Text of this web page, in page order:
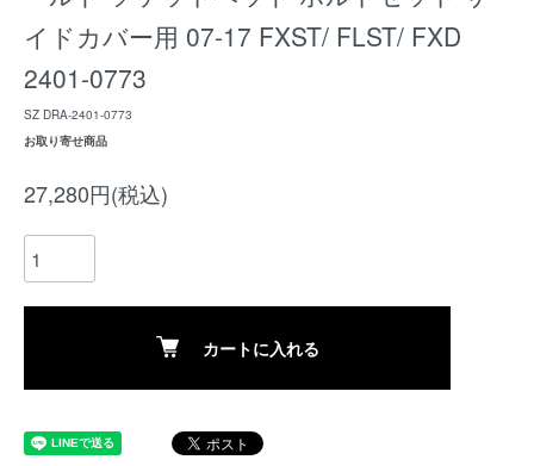
イドカバー用 07-17 FXST/ FLST/ FXD
2401-0773
SZ DRA-2401-0773
お取り寄せ商品
27,280円(税込)
カートに入れる